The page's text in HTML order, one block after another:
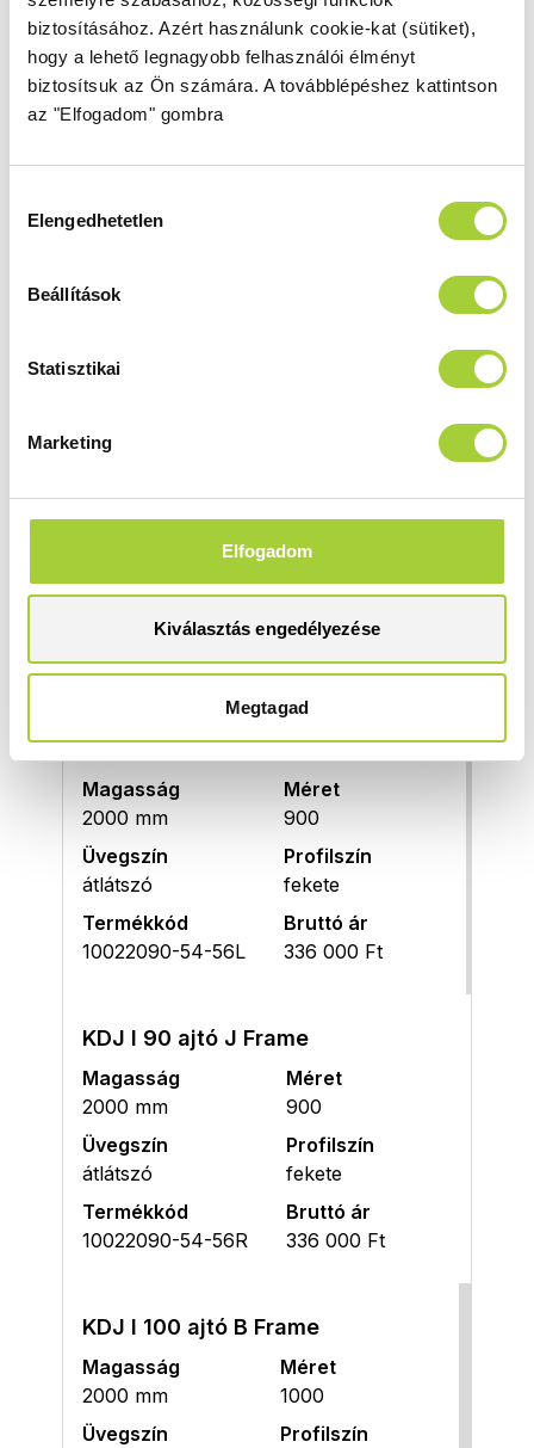
biztosításához. Azért használunk cookie-kat (sütiket),
hogy a lehető legnagyobb felhasználói élményt
biztosítsuk az Ön számára. A továbblépéshez kattintson
az "Elfogadom" gombra
kiválasztása
Elengedhetetlen
Beállítások
Statisztikai
Marketing
Elfogadom
Kiválasztás engedélyezése
Megtagad
segítséget szakértőnktől.
Zuhanykabin nyílóajtó
KDJ I 80 ajtó B Frame
Magasság
átlátszó
10022080-54-56L
KDJ I 80 ajtó J Frame
Magasság
Méret
átlátszó
fekete
Termékkód
10022080-54-56R
Bruttó ár
320 000 Ft
KDJ I 90 ajtó B Frame
Magasság
2000 mm
Méret
900
Üvegszín
átlátszó
Profilszín
fekete
Termékkód
10022090-54-56L
Bruttó ár
336 000 Ft
KDJ I 90 ajtó J Frame
Magasság
2000 mm
Méret
900
Üvegszín
átlátszó
Profilszín
fekete
Termékkód
10022090-54-56R
Bruttó ár
336 000 Ft
KDJ I 100 ajtó B Frame
Magasság
2000 mm
Méret
1000
Üvegszín
Profilszín